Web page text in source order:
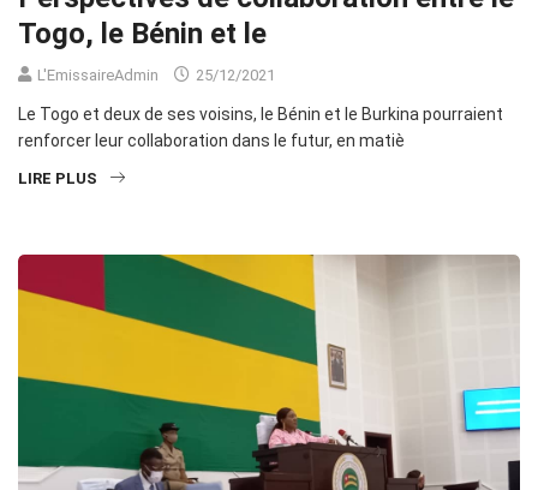
Togo, le Bénin et le
L'EmissaireAdmin 25/12/2021
Le Togo et deux de ses voisins, le Bénin et le Burkina pourraient
renforcer leur collaboration dans le futur, en matiè
LIRE PLUS